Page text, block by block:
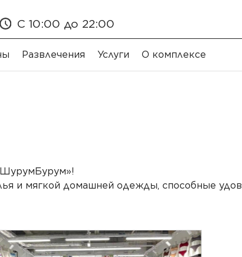
С 10:00 до 22:00
Развлечения Услуги О комплексе
и мягкой домашней одежды, способные